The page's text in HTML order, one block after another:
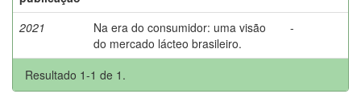
2021
Na era do consumidor: uma visão
do mercado lácteo brasileiro.
-
Resultado 1-1 de 1.